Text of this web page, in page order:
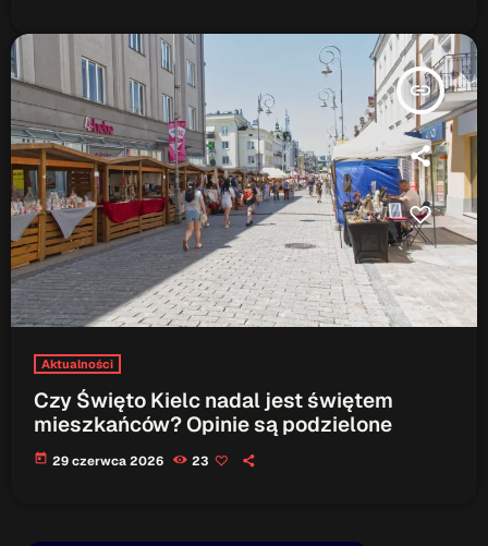
insert_link
Aktualności
Czy Święto Kielc nadal jest świętem
mieszkańców? Opinie są podzielone
today 29 czerwca 2026 23